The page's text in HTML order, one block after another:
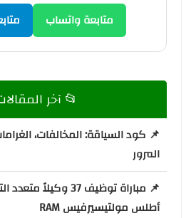
متابعة واتساب
📂 آخر
📌 كود السياقة: المخالفات،
المرور
📌 مباراة توظيف 37
أطلس مولتيسيرفيس RAM